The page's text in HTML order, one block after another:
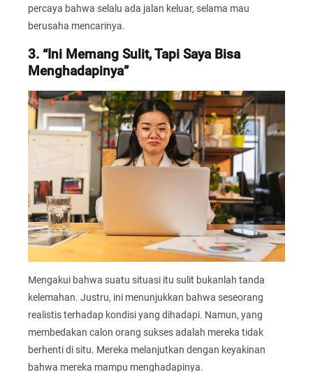
percaya bahwa selalu ada jalan keluar, selama mau
berusaha mencarinya.
3. “Ini Memang Sulit, Tapi Saya Bisa
Menghadapinya”
Mengakui bahwa suatu situasi itu sulit bukanlah tanda
kelemahan. Justru, ini menunjukkan bahwa seseorang
realistis terhadap kondisi yang dihadapi. Namun, yang
membedakan calon orang sukses adalah mereka tidak
berhenti di situ. Mereka melanjutkan dengan keyakinan
bahwa mereka mampu menghadapinya.